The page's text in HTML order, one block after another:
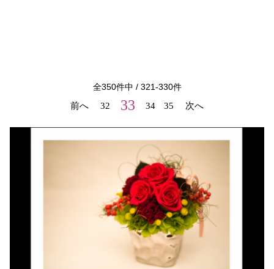
全350件中 / 321-330件
前へ
32 33 34 35 次へ